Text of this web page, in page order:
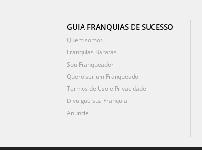
GUIA FRANQUIAS DE SUCESSO
Quem somos
Franquias Baratas
Sou Franqueador
Quero ser um Franqueado
Termos de Uso e Privacidade
Divulgue sua Franquia
Anuncie